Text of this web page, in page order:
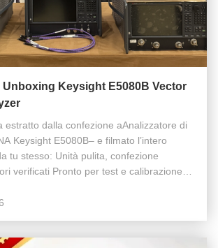
Unboxing Keysight E5080B Vector
estratto dalla confezione aAnalizzatore di
Keysight E5080B– e filmato l’intero
tu stesso: Unità pulita, confezione
verificati Pronto per test e calibrazione